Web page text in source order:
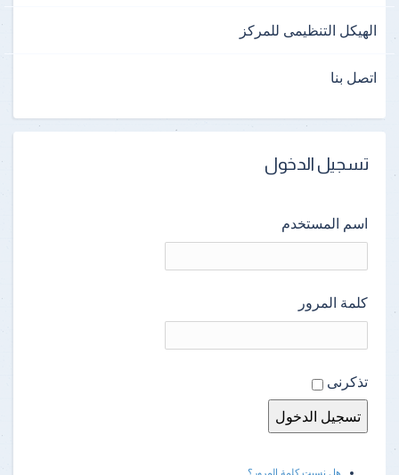
الهيكل التنظيمى للمركز
اتصل بنا
تسجيل الدخول
اسم المستخدم
كلمة المرور
تذكرنى
هل نسيت كلمة المرور؟